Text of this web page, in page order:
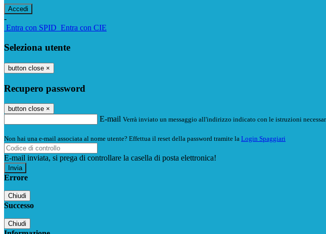
-
Entra con SPID Entra con CIE
Seleziona utente
button close ×
Recupero password
button close ×
E-mail Verrà inviato un messaggio all'indirizzo indicato con le istruzioni
Non hai una e-mail associata al nome utente? Effettua il reset della password tramite la Login Spaggiari
E-mail inviata, si prega di controllare la casella di posta elettronica!
Errore
Chiudi
Successo
Chiudi